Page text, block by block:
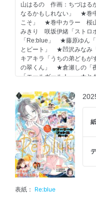
山はるの 作画：ちづはる
なるかもしれない」 ★巻
こそ」 ★巻中カラー 桜
みきり 咲坂伊緒「ストロ
「Re:blue」 ★藤原ゆん
とビート」 ★凹沢みなみ
キアキラ「うちの弟ども
の翠くん」 ★倉瀬しの「
「エールガール！」 ★と
ニメ「太陽よりも眩しい
［別マ BABY vol.59］…泉
き、双海芽生、小山周、
多田かおる「イタズラな
※紙版に掲載されている記
あります。 ※一部ページ
とがございます。
紙
表紙： Re:blue